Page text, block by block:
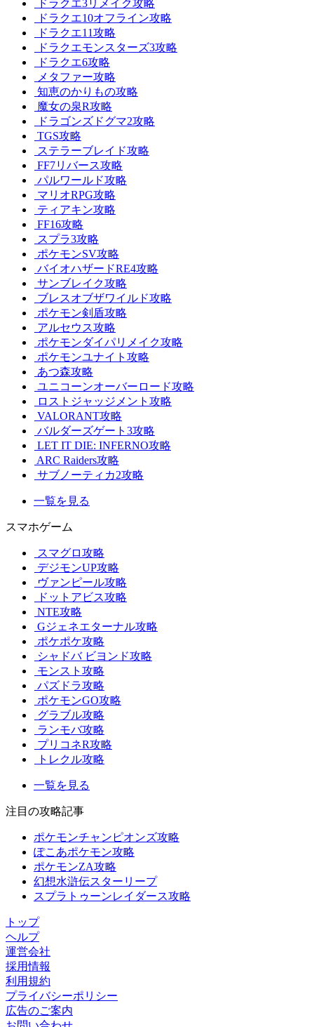
ドラクエ3リメイク攻略
ドラクエ10オフライン攻略
ドラクエ11攻略
ドラクエモンスターズ3攻略
ドラクエ6攻略
メタファー攻略
知恵のかりもの攻略
魔女の泉R攻略
ドラゴンズドグマ2攻略
TGS攻略
ステラーブレイド攻略
FF7リバース攻略
パルワールド攻略
マリオRPG攻略
ティアキン攻略
FF16攻略
スプラ3攻略
ポケモンSV攻略
バイオハザードRE4攻略
サンブレイク攻略
ブレスオブザワイルド攻略
ポケモン剣盾攻略
アルセウス攻略
ポケモンダイパリメイク攻略
ポケモンユナイト攻略
あつ森攻略
ユニコーンオーバーロード攻略
ロストジャッジメント攻略
VALORANT攻略
バルダーズゲート3攻略
LET IT DIE: INFERNO攻略
ARC Raiders攻略
サブノーティカ2攻略
一覧を見る
スマホゲーム
スマグロ攻略
デジモンUP攻略
ヴァンピール攻略
ドットアビス攻略
NTE攻略
Gジェネエターナル攻略
ポケポケ攻略
シャドバ ビヨンド攻略
モンスト攻略
パズドラ攻略
ポケモンGO攻略
グラブル攻略
ランモバ攻略
プリコネR攻略
トレクル攻略
一覧を見る
注目の攻略記事
ポケモンチャンピオンズ攻略
ぽこあポケモン攻略
ポケモンZA攻略
幻想水滸伝スターリープ
スプラトゥーンレイダース攻略
トップ
ヘルプ
運営会社
採用情報
利用規約
プライバシーポリシー
広告のご案内